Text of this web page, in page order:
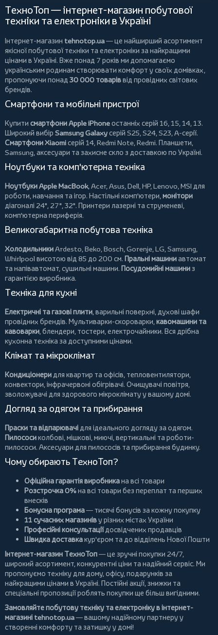
ТехноТоп — інтернет-магазин побутової
техніки та електроніки в Україні
Інтернет-магазин tehnotop.ua— це найширший асортимент
якісної побутової техніки та електроніки за найкращими
цінами в Україні. Вже понад 7 років ми допомагаємо
українським родинам створювати комфорт у своїх домівках,
пропонуючи понад 30 000 товаріввід провідних світових
брендів.
Смартфони та мобільні пристрої
Купити смартфони Apple iPhoneостанніх серій 16, 15, 14, 13.
Широкий вибір Samsung Galaxyсерій S25, S24, S23, A-серії.
Смартфони Xiaomiсерій 14, Redmi Note, Redmi. Планшети,
Samsung, аксесуари тазахисне скло з доставкою по Україні.
Ноутбуки та комп'ютерна техніка
Ноутбуки Apple MacBook, Acer, Asus, Dell, HP, Lenovo, MSI для
роботи, навчання та ігор. Настільні комп'ютери, монітори
діагоналі 24", 27", 32". Принтери лазерні та струменеві,
комп'ютерна периферія.
Великогабаритна побутова техніка
ХолодильникиArdesto, Beko, Bosch, Gorenje, LG, Samsung,
Whirlpool висотою від 85 до 200 см. Пральні машиниавтомат
та напівавтомат, сушильні машини. Посудомийні машиниз
гарантією виробника.
Техніка для кухні
Електричні та газові плити, варильні поверхні, духові шафи
провідних брендів. Мультиварки-скороварки, кавомашини та
кавоварки, блендери, тостери, електрочайники. Вся дрібна
кухонна техніка за доступними цінами.
Клімат та мікроклімат
Кондиціонери для квартир та офісів, тепловентилятори,
конвектори, інфрачервоні обігрівачі. Очищувачі повітря,
зволожувачі для здорового мікроклімату у вашому домі.
Догляд за одягом та прибирання
Праски та відпарювачі для ідеального догляду за одягом.
Пилососиколбові, мішкові, миючі, вертикальні тароботи-
пилососи. Аксесуари для пилососів та прибирання будинку.
Чому обирають ТехноТоп?
Офіційна гарантія виробникана всі товари
Розстрочка 0%на всі товари без переплат та перших
внесків
Бонусна програма— тисячі бонусів за кожну покупку
11 сучасних магазиніву різних містах України
Професійні консультаціїдосвідчених продавців
Швидка доставкакур'єром та до відділень Нової Пошти
Інтернет-магазин ТехноТоп— це зручні покупки 24/7,
широкий асортимент, конкурентні ціни та надійний сервіс. Ми
пропонуємо техніку для дому, офісу, подарунків за
найкращими цінами в Україні. Постійні акції, знижки та
спеціальні пропозиції роблять покупки ще більш вигідними.
Замовляйте побутову техніку та електроніку в інтернет-
магазині tehnotop.ua— вашому надійному партнеру у
створенні комфорту та затишку у домі!